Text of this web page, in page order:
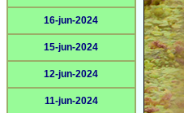
16-jun-2024
15-jun-2024
12-jun-2024
11-jun-2024